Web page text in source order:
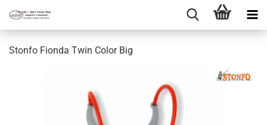
Stonfo Fionda Twin Color Big